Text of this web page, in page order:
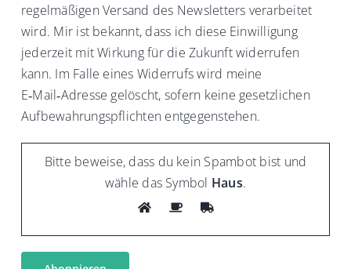
regelmäßigen Versand des Newsletters verarbeitet
wird. Mir ist bekannt, dass ich diese Einwilligung
jederzeit mit Wirkung für die Zukunft widerrufen
kann. Im Falle eines Widerrufs wird meine
E‑Mail‑Adresse gelöscht, sofern keine gesetzlichen
Aufbewahrungspflichten entgegenstehen.
Bitte beweise, dass du kein Spambot bist und
wähle das Symbol Haus.